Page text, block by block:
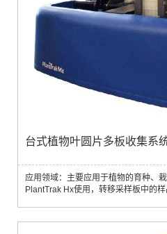
台式植物叶圆片多板收集
应用领域：主要应用于植物的育种、
PlantTrak Hx使用，转移采样板中的样